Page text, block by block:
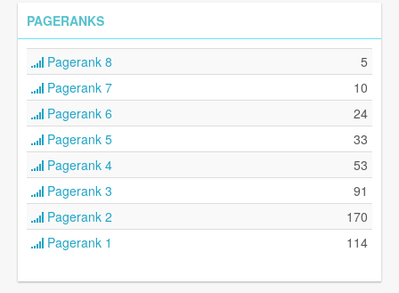
PAGERANKS
Pagerank 8
5
Pagerank 7
10
Pagerank 6
24
Pagerank 5
33
Pagerank 4
53
Pagerank 3
91
Pagerank 2
170
Pagerank 1
114